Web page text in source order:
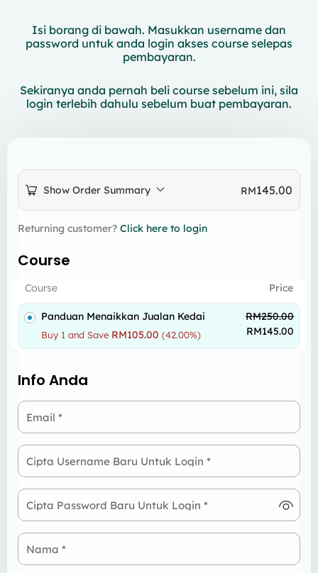
Isi borang di bawah. Masukkan username dan
password untuk anda login akses course selepas
pembayaran.
Sekiranya anda pernah beli course sebelum ini, sila
login terlebih dahulu sebelum buat pembayaran.
Show Order Summary RM145.00
Returning customer? Click here to login
Course
Course Price
Panduan Menaikkan Jualan Kedai
Buy 1 and Save RM105.00 (42.00%)
RM250.00
RM145.00
Info Anda
Email *
Cipta Username Baru Untuk Login *
Cipta Password Baru Untuk Login *
Nama *